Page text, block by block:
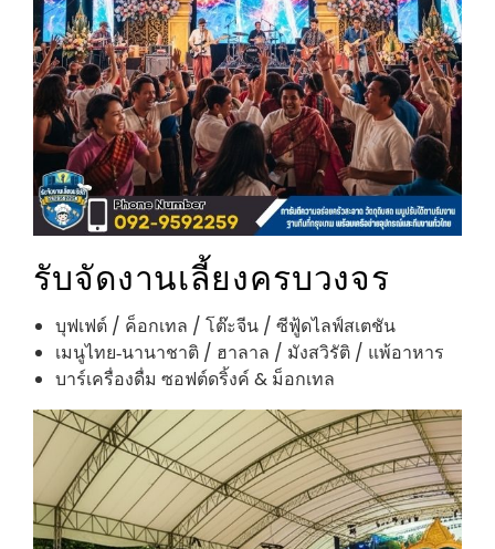
รับจัดงานเลี้ยงครบวงจร
บุฟเฟต์ / ค็อกเทล / โต๊ะจีน / ซีฟู้ดไลฟ์สเตชัน
เมนูไทย‑นานาชาติ / ฮาลาล / มังสวิรัติ / แพ้อาหาร
บาร์เครื่องดื่ม ซอฟต์ดริ้งค์ & ม็อกเทล